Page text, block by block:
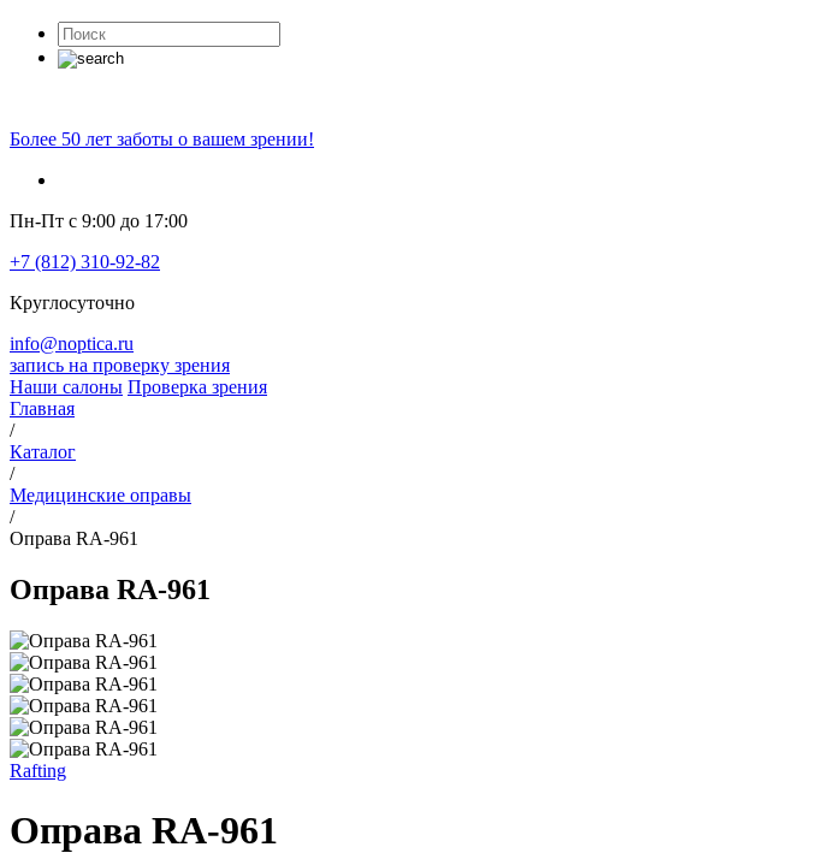
Более 50 лет заботы о вашем зрении!
Пн-Пт с 9:00 до 17:00
+7 (812) 310-92-82
Круглосуточно
info@noptica.ru
запись на проверку зрения
Наши салоны Проверка зрения
Главная
/
Каталог
/
Медицинские оправы
/
Оправа RA-961
Оправа RA-961
Rafting
Оправа RA-961